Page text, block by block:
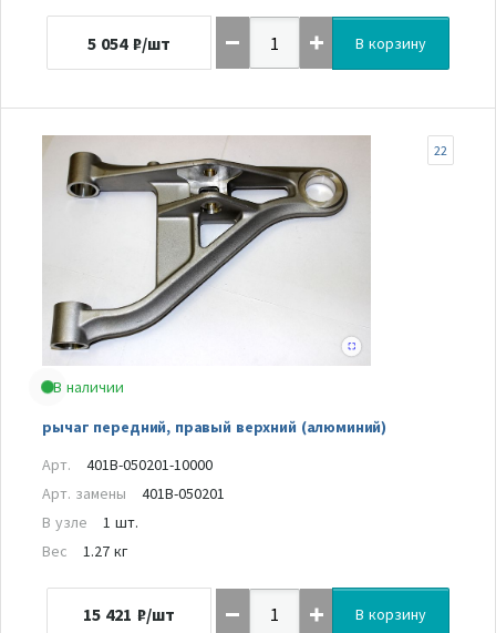
5 054 ₽/шт В корзину
В наличии
рычаг передний, правый верхний (алюминий)
22
Арт.
401B-050201-10000
Арт. замены
401B-050201
В узле
1 шт.
Вес
1.27 кг
15 421 ₽/шт В корзину